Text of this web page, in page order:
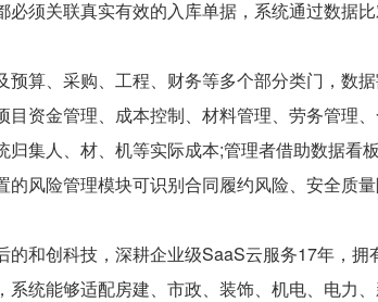
必须关联真实有效的入库单据，系统通过数据比
算、采购、工程、财务等多个部分类门，数
目资金管理、成本控制、材料管理、劳务管理
归集人、材、机等实际成本;管理者借助数据看
的风险管理模块可识别合同履约风险、安全质量
和创科技，深耕企业级SaaS云服务17年，拥
系统能够适配房建、市政、装饰、机电、电力